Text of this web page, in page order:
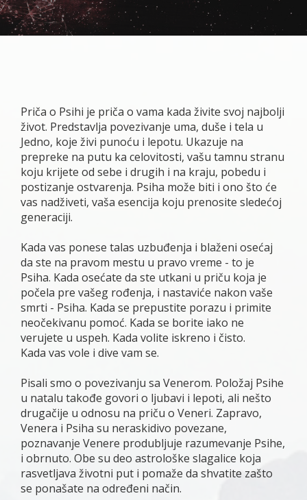
Priča o Psihi je priča o vama kada živite svoj najbolji
život. Predstavlja povezivanje uma, duše i tela u
Jedno, koje živi punoću i lepotu. Ukazuje na
prepreke na putu ka celovitosti, vašu tamnu stranu
koju krijete od sebe i drugih i na kraju, pobedu i
postizanje ostvarenja. Psiha može biti i ono što će
vas nadživeti, vaša esencija koju prenosite sledećoj
generaciji.
Kada vas ponese talas uzbuđenja i blaženi osećaj
da ste na pravom mestu u pravo vreme - to je
Psiha. Kada osećate da ste utkani u priču koja je
počela pre vašeg rođenja, i nastaviće nakon vaše
smrti - Psiha. Kada se prepustite porazu i primite
neočekivanu pomoć. Kada se borite iako ne
verujete u uspeh. Kada volite iskreno i čisto.
Kada vas vole i dive vam se.
Pisali smo o povezivanju sa Venerom. Položaj Psihe
u natalu takođe govori o ljubavi i lepoti, ali nešto
drugačije u odnosu na priču o Veneri. Zapravo,
Venera i Psiha su neraskidivo povezane,
poznavanje Venere produbljuje razumevanje Psihe,
i obrnuto. Obe su deo astrološke slagalice koja
rasvetljava životni put i pomaže da shvatite zašto
se ponašate na određeni način.